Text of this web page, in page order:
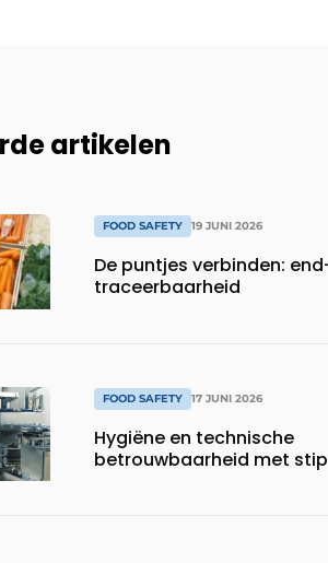
artikelen
FOOD SAFETY 19 JUNI 2026
De puntjes verbinden:
traceerbaarheid
FOOD SAFETY 17 JUNI 2026
Hygiëne en technische
betrouwbaarheid met